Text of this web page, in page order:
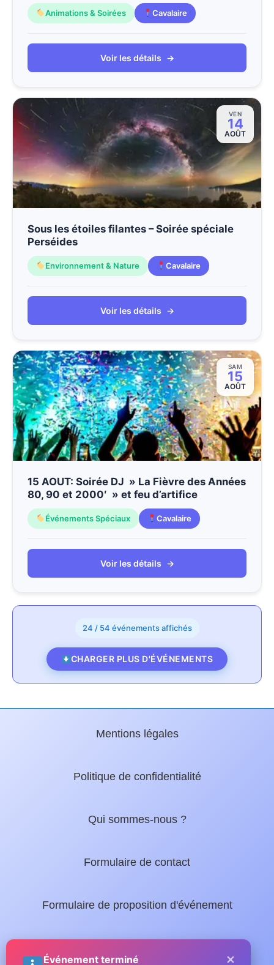
Animations & Soirées Cavalaire
Voir les détails →
VEN
14
AOÛT
Sous les étoiles filantes – Soirée spéciale
Perséides
Environnement & Nature Cavalaire
Voir les détails →
SAM
15
AOÛT
15 AOUT: Soirée DJ » La Fièvre des Années
80, 90 et 2000′ » et feu d’artifice
Événements Spéciaux Cavalaire
Voir les détails →
24 / 54 événements affichés
CHARGER PLUS D'ÉVÉNEMENTS
Mentions légales
Politique de confidentialité
Qui sommes-nous ?
Formulaire de contact
Formulaire de proposition d'événement
Événement terminé
×